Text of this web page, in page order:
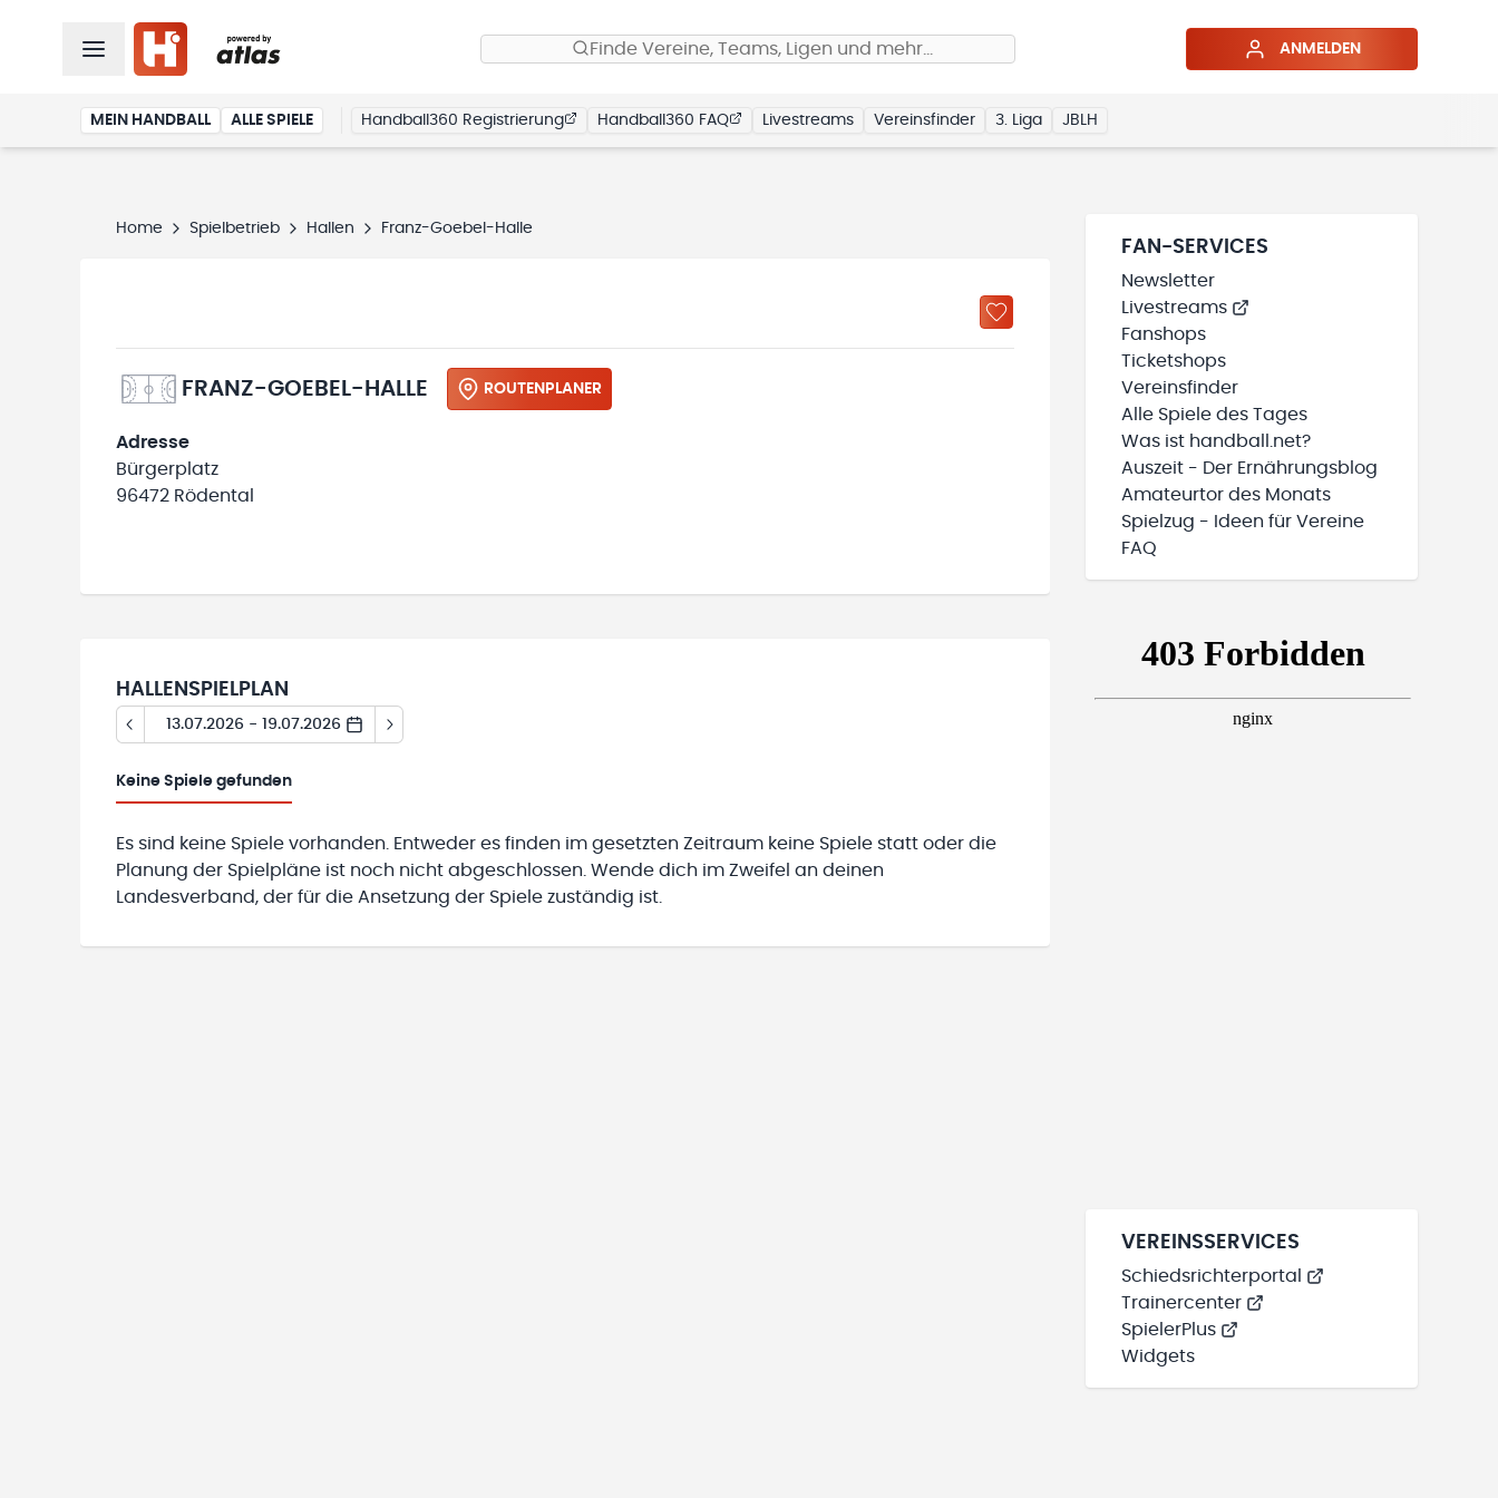
Finde Vereine, Teams, Ligen und mehr… ANMELDEN
MEIN HANDBALL ALLE SPIELE Handball360 Registrierung Handball360 FAQ Livestreams Vereinsfinder 3. Liga JBLH
Home Spielbetrieb Hallen Franz-Goebel-Halle
FRANZ-GOEBEL-HALLE ROUTENPLANER
Adresse
Bürgerplatz
96472 Rödental
HALLENSPIELPLAN
13.07.2026 - 19.07.2026
Keine Spiele gefunden
Es sind keine Spiele vorhanden. Entweder es finden im gesetzten Zeitraum keine Spiele statt oder die
Planung der Spielpläne ist noch nicht abgeschlossen. Wende dich im Zweifel an deinen
Landesverband, der für die Ansetzung der Spiele zuständig ist.
FAN-SERVICES
Newsletter
Livestreams
Fanshops
Ticketshops
Vereinsfinder
Alle Spiele des Tages
Was ist handball.net?
Auszeit - Der Ernährungsblog
Amateurtor des Monats
Spielzug - Ideen für Vereine
FAQ
VEREINSSERVICES
Schiedsrichterportal
Trainercenter
SpielerPlus
Widgets